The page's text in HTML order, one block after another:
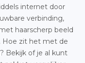
internet door
verbinding,
haarscherp beeld
Hoe zit het met de
? Bekijk of je al kunt